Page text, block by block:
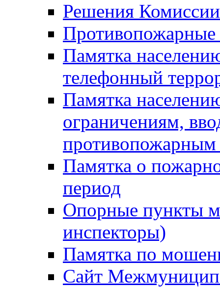
Решения
Противопожарные
Памятка
телефонный
Памятка
ограничениям,
Памятка о
период
Опорные пункты
инспекторы)
Памятка по
Сайт